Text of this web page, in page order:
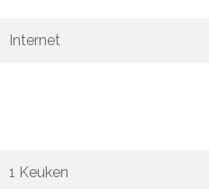
Internet
1 Keuken